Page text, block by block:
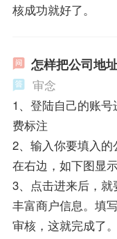
核成功就好了。
怎样把公司地
审念
1、登陆自己的账
费标注
2、输入你要填入
在右边，如下图显
3、点击进来后，
丰富商户信息。填
审核，这就完成了